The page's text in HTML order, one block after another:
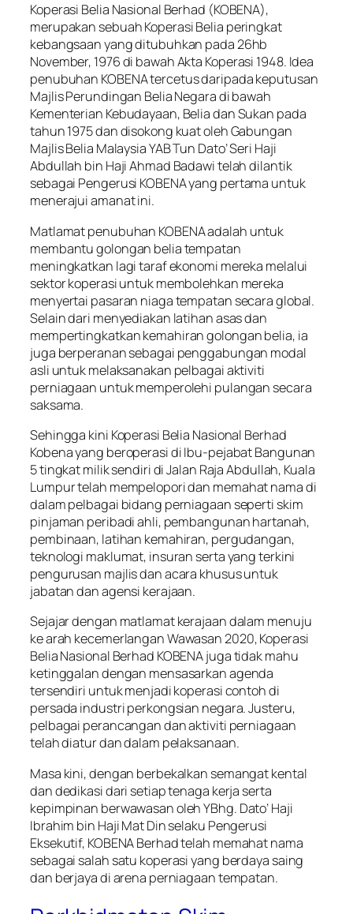
Koperasi Belia Nasional Berhad (KOBENA),
merupakan sebuah Koperasi Belia peringkat
kebangsaan yang ditubuhkan pada 26hb
November, 1976 di bawah Akta Koperasi 1948. Idea
penubuhan KOBENA tercetus daripada keputusan
Majlis Perundingan Belia Negara di bawah
Kementerian Kebudayaan, Belia dan Sukan pada
tahun 1975 dan disokong kuat oleh Gabungan
Majlis Belia Malaysia YAB Tun Dato’ Seri Haji
Abdullah bin Haji Ahmad Badawi telah dilantik
sebagai Pengerusi KOBENA yang pertama untuk
menerajui amanat ini.
Matlamat penubuhan KOBENA adalah untuk
membantu golongan belia tempatan
meningkatkan lagi taraf ekonomi mereka melalui
sektor koperasi untuk membolehkan mereka
menyertai pasaran niaga tempatan secara global.
Selain dari menyediakan latihan asas dan
mempertingkatkan kemahiran golongan belia, ia
juga berperanan sebagai penggabungan modal
asli untuk melaksanakan pelbagai aktiviti
perniagaan untuk memperolehi pulangan secara
saksama.
Sehingga kini Koperasi Belia Nasional Berhad
Kobena yang beroperasi di Ibu-pejabat Bangunan
5 tingkat milik sendiri di Jalan Raja Abdullah, Kuala
Lumpur telah mempelopori dan memahat nama di
dalam pelbagai bidang perniagaan seperti skim
pinjaman peribadi ahli, pembangunan hartanah,
pembinaan, latihan kemahiran, pergudangan,
teknologi maklumat, insuran serta yang terkini
pengurusan majlis dan acara khusus untuk
jabatan dan agensi kerajaan.
Sejajar dengan matlamat kerajaan dalam menuju
ke arah kecemerlangan Wawasan 2020, Koperasi
Belia Nasional Berhad KOBENA juga tidak mahu
ketinggalan dengan mensasarkan agenda
tersendiri untuk menjadi koperasi contoh di
persada industri perkongsian negara. Justeru,
pelbagai perancangan dan aktiviti perniagaan
telah diatur dan dalam pelaksanaan.
Masa kini, dengan berbekalkan semangat kental
dan dedikasi dari setiap tenaga kerja serta
kepimpinan berwawasan oleh YBhg. Dato’ Haji
Ibrahim bin Haji Mat Din selaku Pengerusi
Eksekutif, KOBENA Berhad telah memahat nama
sebagai salah satu koperasi yang berdaya saing
dan berjaya di arena perniagaan tempatan.